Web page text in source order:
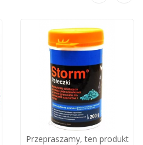
Przepraszamy, ten produkt